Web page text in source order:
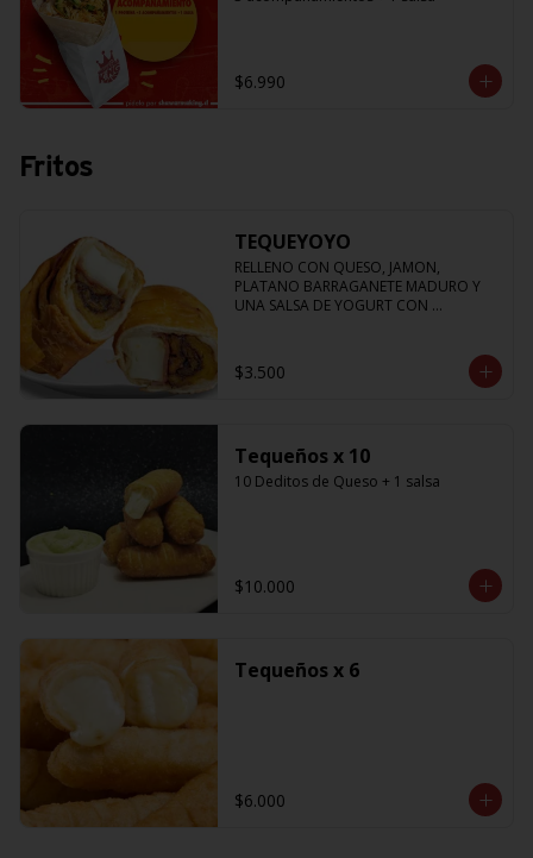
$6.990
Fritos
TEQUEYOYO
RELLENO CON QUESO, JAMON,
PLATANO BARRAGANETE MADURO Y
UNA SALSA DE YOGURT CON
$3.500
Tequeños x 10
10 Deditos de Queso + 1 salsa
$10.000
Tequeños x 6
$6.000